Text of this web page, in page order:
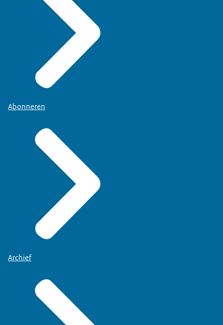
Abonneren
Archief